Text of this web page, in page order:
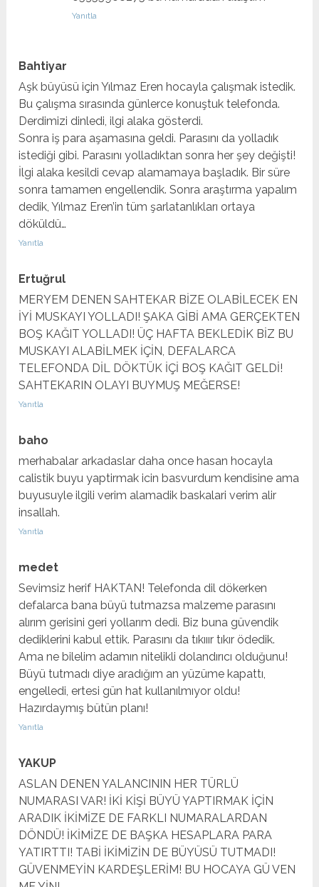
Yanıtla
Bahtiyar
Aşk büyüsü için Yılmaz Eren hocayla çalışmak istedik.
Bu çalışma sırasında günlerce konuştuk telefonda.
Derdimizi dinledi, ilgi alaka gösterdi.
Sonra iş para aşamasına geldi. Parasını da yolladık
istediği gibi. Parasını yolladıktan sonra her şey değişti!
İlgi alaka kesildi cevap alamamaya başladık. Bir süre
sonra tamamen engellendik. Sonra araştırma yapalım
dedik, Yılmaz Eren’in tüm şarlatanlıkları ortaya
döküldü…
Yanıtla
Ertuğrul
MERYEM DENEN SAHTEKAR BİZE OLABİLECEK EN
İYİ MUSKAYI YOLLADI! ŞAKA GİBİ AMA GERÇEKTEN
BOŞ KAĞIT YOLLADI! ÜÇ HAFTA BEKLEDİK BİZ BU
MUSKAYI ALABİLMEK İÇİN, DEFALARCA
TELEFONDA DİL DÖKTÜK İÇİ BOŞ KAĞIT GELDİ!
SAHTEKARIN OLAYI BUYMUŞ MEĞERSE!
Yanıtla
baho
merhabalar arkadaslar daha once hasan hocayla
calistik buyu yaptirmak icin basvurdum kendisine ama
buyusuyle ilgili verim alamadik baskalari verim alir
insallah.
Yanıtla
medet
Sevimsiz herif HAKTAN! Telefonda dil dökerken
defalarca bana büyü tutmazsa malzeme parasını
alırım gerisini geri yollarım dedi. Biz buna güvendik
dediklerini kabul ettik. Parasını da tıkııır tıkır ödedik.
Ama ne bilelim adamın nitelikli dolandırıcı olduğunu!
Büyü tutmadı diye aradığım an yüzüme kapattı,
engelledi, ertesi gün hat kullanılmıyor oldu!
Hazırdaymış bütün planı!
Yanıtla
YAKUP
ASLAN DENEN YALANCININ HER TÜRLÜ
NUMARASI VAR! İKİ KİŞİ BÜYÜ YAPTIRMAK İÇİN
ARADIK İKİMİZE DE FARKLI NUMARALARDAN
DÖNDÜ! İKİMİZE DE BAŞKA HESAPLARA PARA
YATIRTTI! TABİ İKİMİZİN DE BÜYÜSÜ TUTMADI!
GÜVENMEYİN KARDEŞLERİM! BU HOCAYA GÜ VEN